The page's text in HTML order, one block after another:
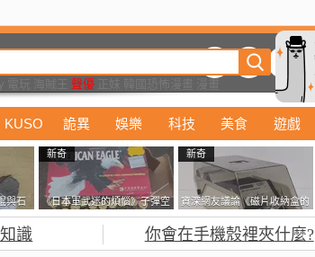
聲優
KUSO 詭異 娛樂 科技 美食 遊戲
與石
開書
新奇
《日本軍武迷的煩惱》子彈空
盒在日本超級貴 美國網友直
新奇
資深網友議論《磁片收納盒的
鎖有什麼用》想偷的話整盒拿
走不就好了嗎？
識 你會在手機殼裡夾什麼?